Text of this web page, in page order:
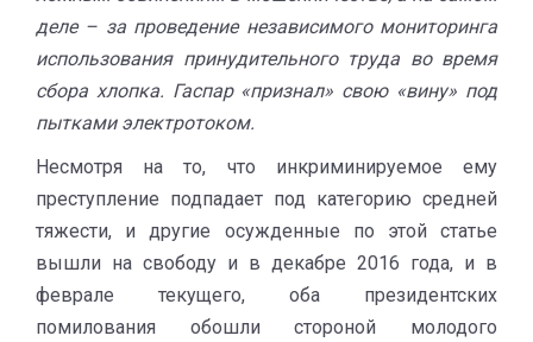
деле – за проведение независимого мониторинга
использования принудительного труда во время
сбора хлопка. Гаспар «признал» свою «вину» под
пытками электротоком.
Несмотря на то, что инкриминируемое ему
преступление подпадает под категорию средней
тяжести, и другие осужденные по этой статье
вышли на свободу и в декабре 2016 года, и в
феврале текущего, оба президентских
помилования обошли стороной молодого